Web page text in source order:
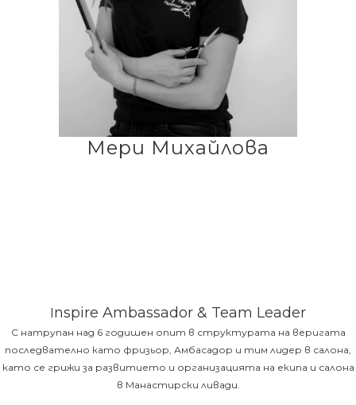
Мери Михайлова
Inspire Ambassador & Team Leader
С натрупан над 6 годишен опит в структурата на веригата
последвателно като фризьор, Амбасадор и тим лидер в салона,
като се грижи за развитието и организацията на екипа и салона
в Манастирски ливади.